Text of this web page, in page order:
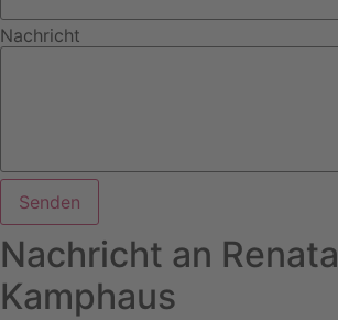
Nachricht
Senden
Nachricht an Renata
Kamphaus